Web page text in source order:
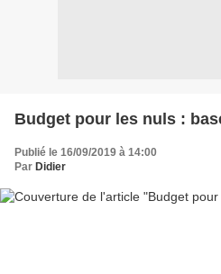
Budget pour les nuls :
Publié le 16/09/2019 à 14:00
Par Didier